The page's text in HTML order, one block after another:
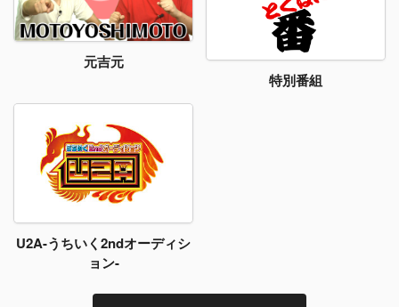
元吉元
特別番組
U2A-うちいく2ndオーディシ
ョン-